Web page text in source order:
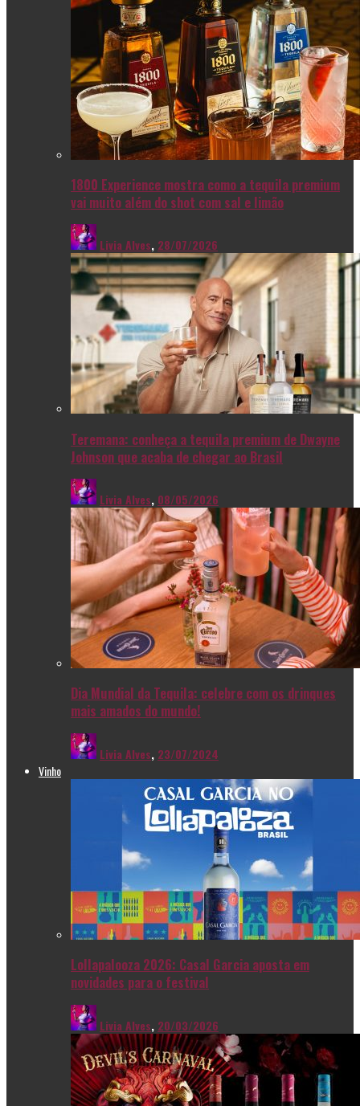
1800 Experience mostra como a tequila premium
vai muito além do shot com sal e limão
Livia Alves, 28/07/2026
Teremana: conheça a tequila premium de Dwayne
Johnson que acaba de chegar ao Brasil
Livia Alves, 08/05/2026
Dia Mundial da Tequila: celebre com os drinques
mais amados do mundo!
Livia Alves, 23/07/2024
Vinho
Lollapalooza 2026: Casal Garcia aposta em
novidades para o festival
Livia Alves, 20/03/2026